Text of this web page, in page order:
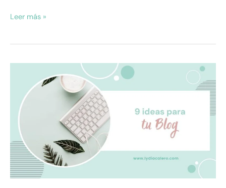
Leer más »
generar
más
tráfico
web
con
tu
blog